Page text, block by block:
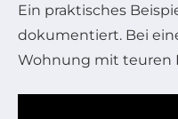
Ein praktisches
dokumentiert. Bei
Wohnung mit teuren